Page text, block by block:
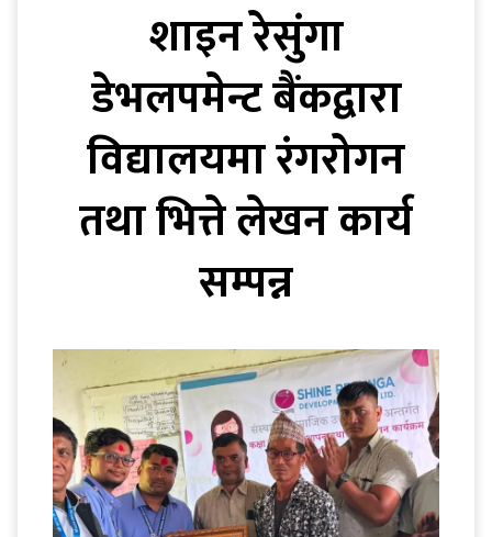
शाइन रेसुंगा
डेभलपमेन्ट बैंकद्वारा
विद्यालयमा रंगरोगन
तथा भित्ते लेखन कार्य
सम्पन्न